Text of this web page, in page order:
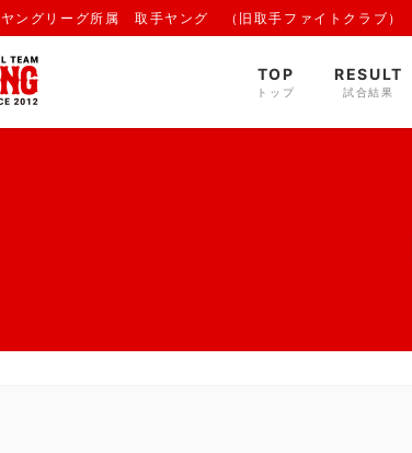
ングリーグ所属 取手ヤング （旧取手ファイトクラブ）
TOP
トップ
RESULT
試合結果